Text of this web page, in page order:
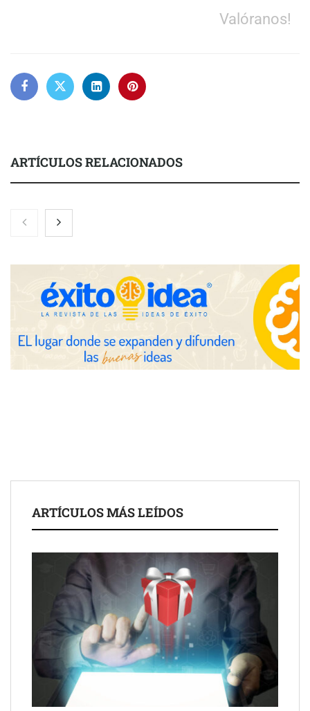
Valóranos!
ARTÍCULOS RELACIONADOS
Servimudanzas supera las 3.000 reseñas con 4,8 estrellas en
mudanzas en Barcelona
Esenzzia da la bienvenida a agosto con descuentos del 15% en
todo su catálogo de perfumes de equivalencia
ARTÍCULOS MÁS LEÍDOS